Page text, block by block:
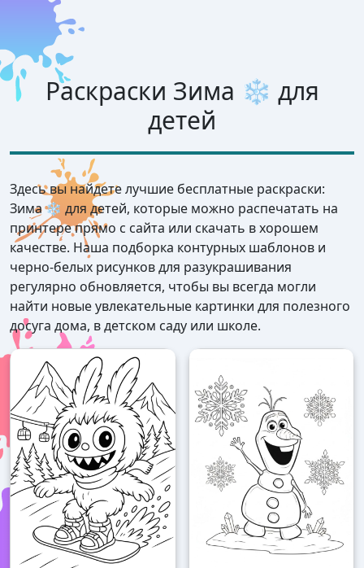
Раскраски Зима ❄️ для
детей
Здесь вы найдете лучшие бесплатные раскраски:
Зима ❄️ для детей, которые можно распечатать на
принтере прямо с сайта или скачать в хорошем
качестве. Наша подборка контурных шаблонов и
черно-белых рисунков для разукрашивания
регулярно обновляется, чтобы вы всегда могли
найти новые увлекательные картинки для полезного
досуга дома, в детском саду или школе.